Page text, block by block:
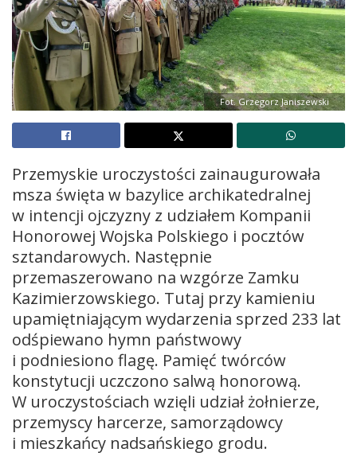
Fot. Grzegorz Janiszewski
Przemyskie uroczystości zainaugurowała
msza święta w bazylice archikatedralnej
w intencji ojczyzny z udziałem Kompanii
Honorowej Wojska Polskiego i pocztów
sztandarowych. Następnie
przemaszerowano na wzgórze Zamku
Kazimierzowskiego. Tutaj przy kamieniu
upamiętniającym wydarzenia sprzed 233 lat
odśpiewano hymn państwowy
i podniesiono flagę. Pamięć twórców
konstytucji uczczono salwą honorową.
W uroczystościach wzięli udział żołnierze,
przemyscy harcerze, samorządowcy
i mieszkańcy nadsańskiego grodu.